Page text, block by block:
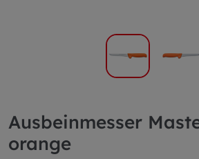
Ausbeinmesser
orange